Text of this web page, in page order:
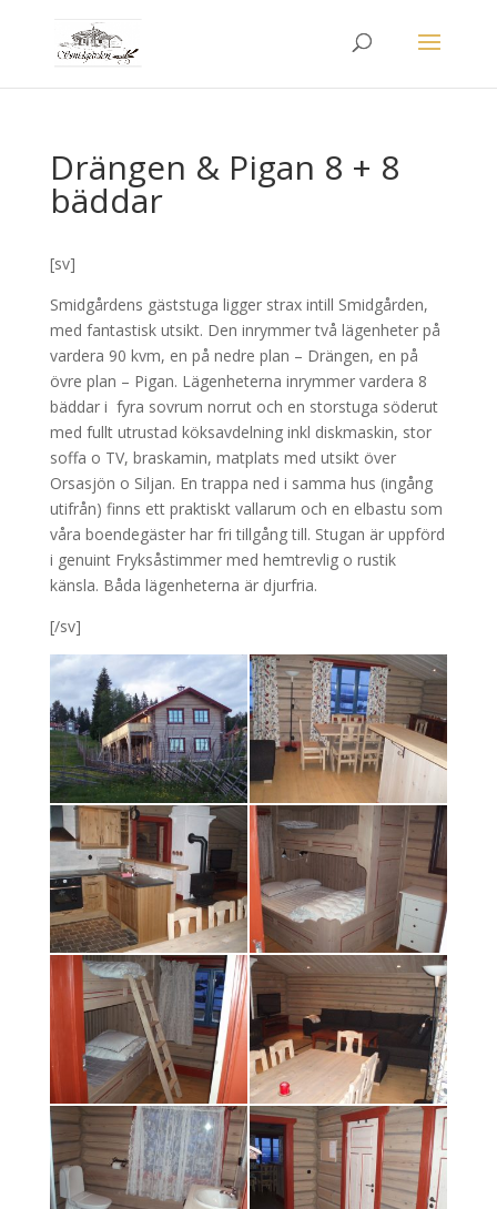
Drängen & Pigan 8 + 8
bäddar
[sv]
Smidgårdens gäststuga ligger strax intill Smidgården,
med fantastisk utsikt. Den inrymmer två lägenheter på
vardera 90 kvm, en på nedre plan – Drängen, en på
övre plan – Pigan. Lägenheterna inrymmer vardera 8
bäddar i fyra sovrum norrut och en storstuga söderut
med fullt utrustad köksavdelning inkl diskmaskin, stor
soffa o TV, braskamin, matplats med utsikt över
Orsasjön o Siljan. En trappa ned i samma hus (ingång
utifrån) finns ett praktiskt vallarum och en elbastu som
våra boendegäster har fri tillgång till. Stugan är uppförd
i genuint Fryksåstimmer med hemtrevlig o rustik
känsla. Båda lägenheterna är djurfria.
[/sv]